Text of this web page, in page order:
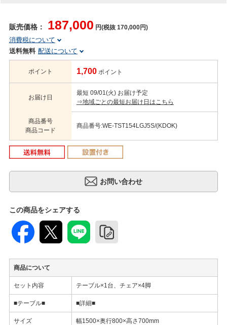
販売価格： 187,000 円(税抜 170,000円)
消費税について
送料無料 配送について
ポイント 1,700 ポイント
お届け日
最短 09/01(火) お届け予定
⇒地域ごとの最短お届け日はこちら
商品番号
商品コード
商品番号:WE-TST154LGJ5S/(KDOK)
この商品をシェアする
商品について
セット内容 テーブル×1台、チェア×4脚
■テーブル■ ■詳細■
サイズ 幅1500×奥行800×高さ700mm